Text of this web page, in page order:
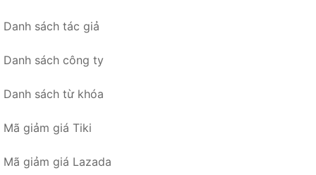
Danh sách tác giả
Danh sách công ty
Danh sách từ khóa
Mã giảm giá Tiki
Mã giảm giá Lazada